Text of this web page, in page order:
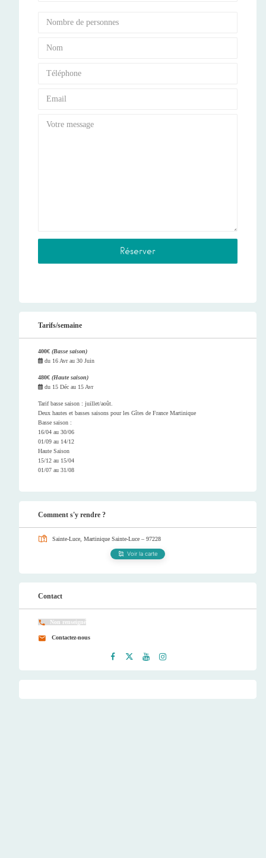
Tarifs/semaine
400€ (Basse saison)
du 16 Avrau 30 Juin
480€ (Haute saison)
du 15 Déc au 15 Avr
Tarif basse saison : juillet/août.
Deux hautes et basses saisons pour les Gîtes de France Martinique
Basse saison :
16/04 au 30/06
01/09 au 14/12
Haute Saison
15/12 au 15/04
01/07 au 31/08
Comment s'y rendre ?
Sainte-Luce, Martinique Sainte-Luce – 97228
Voir la carte
Contact
Non renseigné
Contactez-nous